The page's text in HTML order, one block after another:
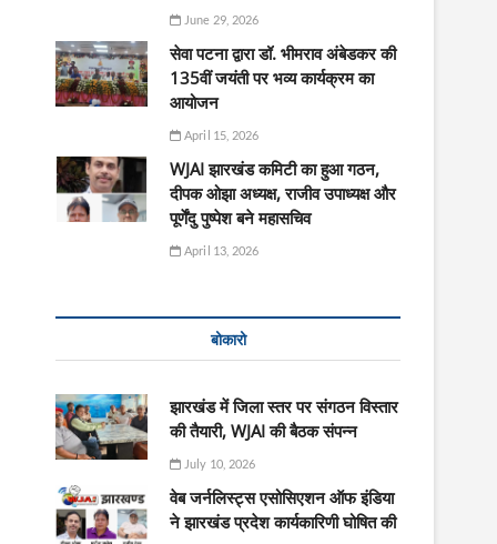
June 29, 2026
सेवा पटना द्वारा डॉ. भीमराव अंबेडकर की
135वीं जयंती पर भव्य कार्यक्रम का
आयोजन
April 15, 2026
WJAI झारखंड कमिटी का हुआ गठन,
दीपक ओझा अध्यक्ष, राजीव उपाध्यक्ष और
पूर्णेंदु पुष्पेश बने महासचिव
April 13, 2026
बोकारो
झारखंड में जिला स्तर पर संगठन विस्तार
की तैयारी, WJAI की बैठक संपन्न
July 10, 2026
वेब जर्नलिस्ट्स एसोसिएशन ऑफ इंडिया
ने झारखंड प्रदेश कार्यकारिणी घोषित की